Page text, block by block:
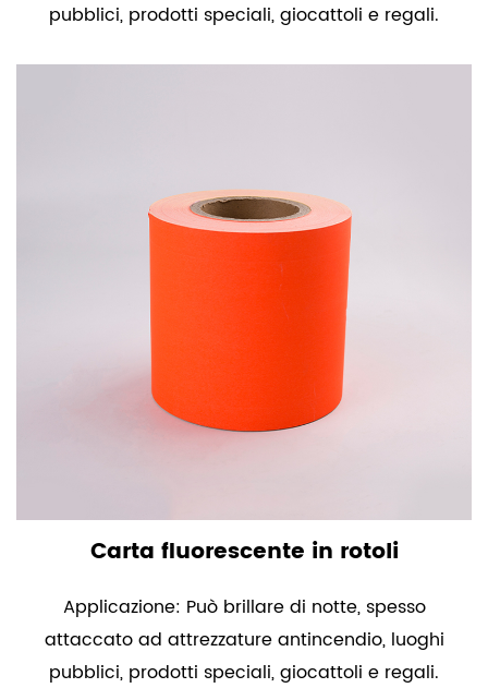
pubblici, prodotti speciali, giocattoli e regali.
Carta fluorescente in rotoli
Applicazione: Può brillare di notte, spesso
attaccato ad attrezzature antincendio, luoghi
pubblici, prodotti speciali, giocattoli e regali.